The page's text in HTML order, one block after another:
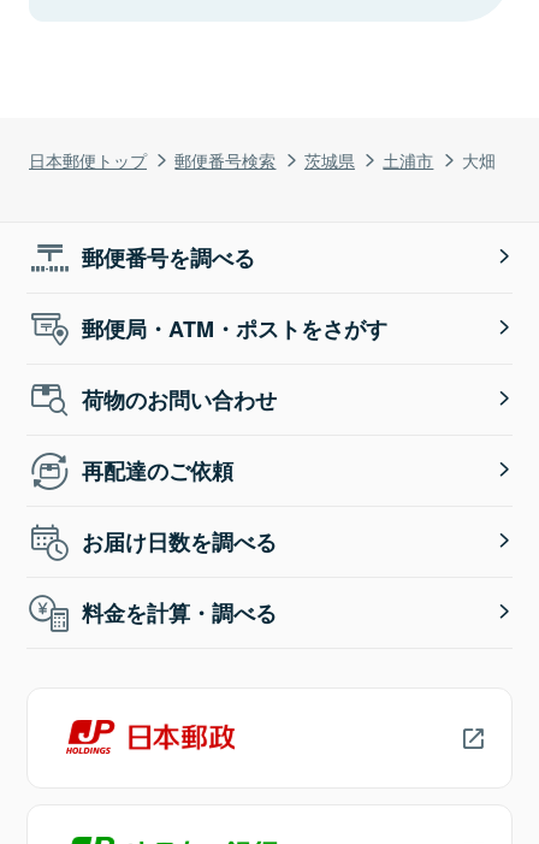
日本郵便トップ 郵便番号検索 茨城県 土浦市 大畑
郵便番号を調べる
郵便局・ATM・ポストをさがす
荷物のお問い合わせ
再配達のご依頼
お届け日数を調べる
料金を計算・調べる